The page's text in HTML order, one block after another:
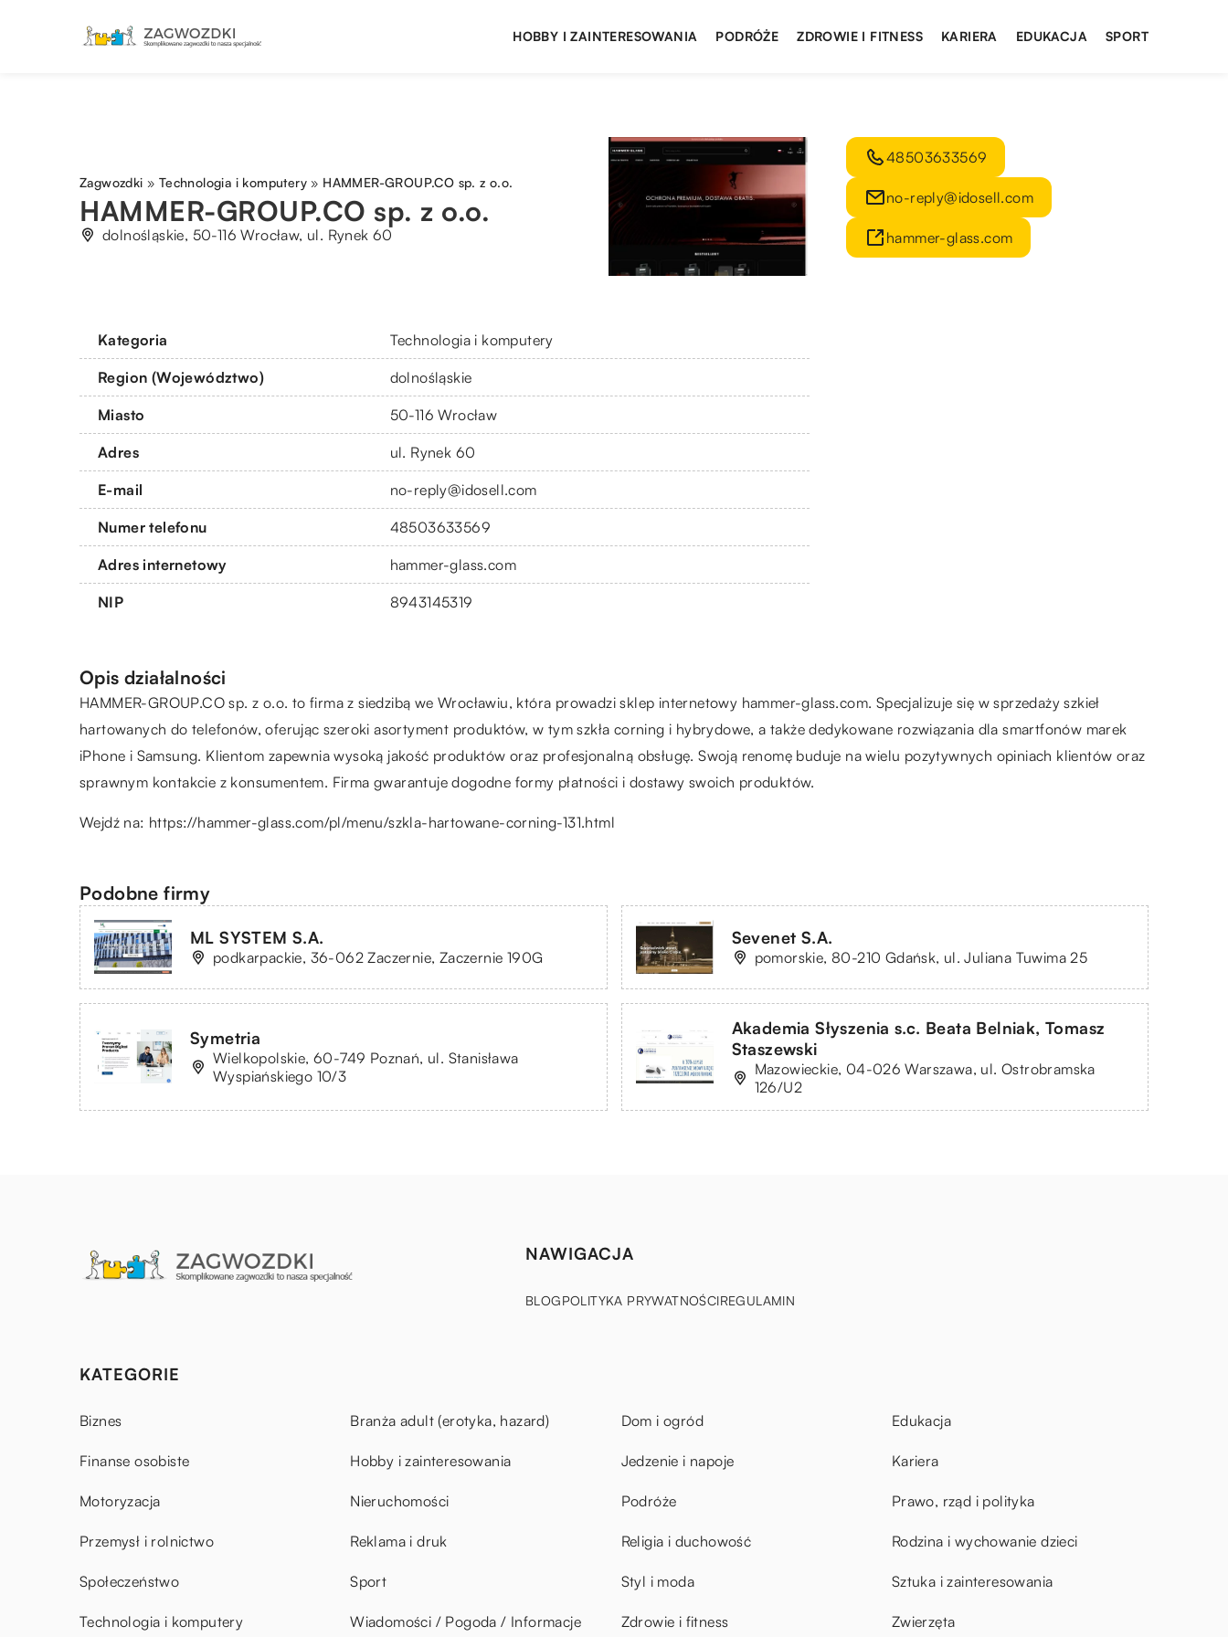
HOBBY I ZAINTERESOWANIA PODRÓŻE ZDROWIE I FITNESS KARIERA EDUKACJA SPORT
Zagwozdki » Technologia i komputery » HAMMER-GROUP.CO sp. z o.o.
HAMMER-GROUP.CO sp. z o.o.
dolnośląskie, 50-116 Wrocław, ul. Rynek 60
Kategoria Technologia i komputery
Region (Województwo) dolnośląskie
Miasto 50-116 Wrocław
Adres ul. Rynek 60
E-mail no-reply@idosell.com
Numer telefonu 48503633569
Adres internetowy hammer-glass.com
NIP 8943145319
48503633569
no-reply@idosell.com
hammer-glass.com
Opis działalności
HAMMER-GROUP.CO sp. z o.o. to firma z siedzibą we Wrocławiu, która prowadzi sklep internetowy hammer-glass.com. Specjalizuje się w sprzedaży szkieł
hartowanych do telefonów, oferując szeroki asortyment produktów, w tym szkła corning i hybrydowe, a także dedykowane rozwiązania dla smartfonów marek
iPhone i Samsung. Klientom zapewnia wysoką jakość produktów oraz profesjonalną obsługę. Swoją renomę buduje na wielu pozytywnych opiniach klientów oraz
sprawnym kontakcie z konsumentem. Firma gwarantuje dogodne formy płatności i dostawy swoich produktów.
Wejdź na: https://hammer-glass.com/pl/menu/szkla-hartowane-corning-131.html
Podobne firmy
ML SYSTEM S.A.
podkarpackie, 36-062 Zaczernie, Zaczernie 190G
Sevenet S.A.
pomorskie, 80-210 Gdańsk, ul. Juliana Tuwima 25
Symetria
Wielkopolskie, 60-749 Poznań, ul. Stanisława
Wyspiańskiego 10/3
Akademia Słyszenia s.c. Beata Belniak, Tomasz
Staszewski
Mazowieckie, 04-026 Warszawa, ul. Ostrobramska
126/U2
NAWIGACJA
BLOGPOLITYKA PRYWATNOŚCIREGULAMIN
KATEGORIE
Biznes Branża adult (erotyka, hazard) Dom i ogród Edukacja
Finanse osobiste Hobby i zainteresowania Jedzenie i napoje Kariera
Motoryzacja Nieruchomości Podróże Prawo, rząd i polityka
Przemysł i rolnictwo Reklama i druk Religia i duchowość Rodzina i wychowanie dzieci
Społeczeństwo Sport Styl i moda Sztuka i zainteresowania
Technologia i komputery Wiadomości / Pogoda / Informacje Zdrowie i fitness Zwierzęta